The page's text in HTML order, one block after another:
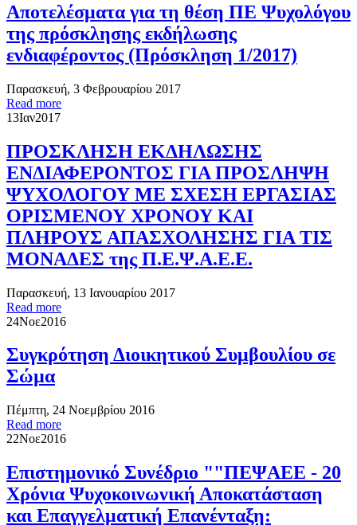
Αποτελέσματα για τη θέση ΠΕ Ψυχολόγου
της πρόσκλησης εκδήλωσης
ενδιαφέροντος (Πρόσκληση 1/2017)
Παρασκευή, 3 Φεβρουαρίου 2017
Read more
13Ιαν2017
ΠΡΟΣΚΛΗΣΗ ΕΚΔΗΛΩΣΗΣ
ΕΝΔΙΑΦΕΡΟΝΤΟΣ ΓΙΑ ΠΡΟΣΛΗΨΗ
ΨΥΧΟΛΟΓΟΥ ΜΕ ΣΧΕΣΗ ΕΡΓΑΣΙΑΣ
ΟΡΙΣΜΕΝΟΥ ΧΡΟΝΟΥ ΚΑΙ
ΠΛΗΡΟΥΣ ΑΠΑΣΧΟΛΗΣΗΣ ΓΙΑ ΤΙΣ
ΜΟΝΑΔΕΣ της Π.Ε.Ψ.Α.Ε.Ε.
Παρασκευή, 13 Ιανουαρίου 2017
Read more
24Νοε2016
Συγκρότηση Διοικητικού Συμβουλίου σε
Σώµα
Πέμπτη, 24 Νοεμβρίου 2016
Read more
22Νοε2016
Επιστημονικό Συνέδριο ""ΠΕΨΑΕΕ - 20
Χρόνια Ψυχοκοινωνική Αποκατάσταση
και Επαγγελματική Επανένταξη: